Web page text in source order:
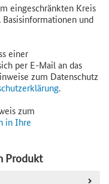
eingeschränkten Kreis
und
einer
per E-Mail an das
zum Datenschutz
.
zum
in Ihre
Produkt